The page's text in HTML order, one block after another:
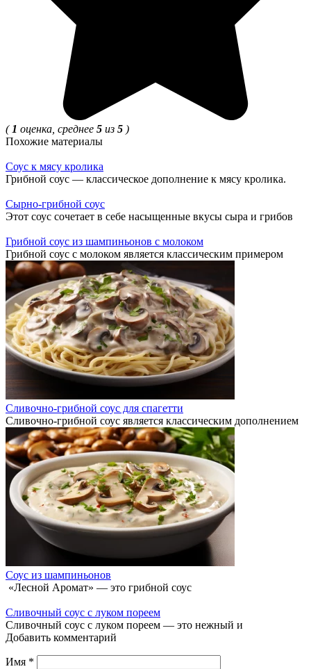
(1 оценка, среднее 5 из 5 )
Похожие материалы
Соус к мясу кролика
Грибной соус — классическое дополнение к мясу кролика.
Сырно-грибной соус
Этот соус сочетает в себе насыщенные вкусы сыра и грибов
Грибной соус из шампиньонов с молоком
Грибной соус с молоком является классическим примером
Сливочно-грибной соус для спагетти
Сливочно-грибной соус является классическим дополнением
Соус из шампиньонов
«Лесной Аромат» — это грибной соус
Сливочный соус с луком пореем
Сливочный соус с луком пореем — это нежный и
Добавить комментарий
Имя *